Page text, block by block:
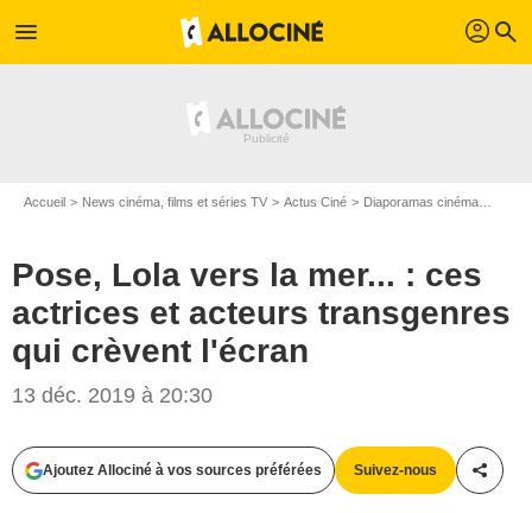
menu profil search
Accueil News cinéma, films et séries TV Actus Ciné Diaporamas cinéma
Pose, Lola vers la mer... : ces
actrices et acteurs transgenres
qui crèvent l'écran
13 déc. 2019 à 20:30
Ajoutez Allociné à vos sources préférées Suivez-nous